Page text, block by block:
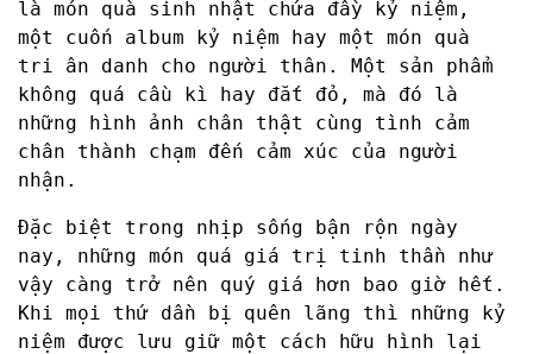
là món quà sinh nhật chứa đầy kỷ niệm,
một cuốn album kỷ niệm hay một món quà
tri ân danh cho người thân. Một sản phẩm
không quá cầu kì hay đắt đỏ, mà đó là
những hình ảnh chân thật cùng tình cảm
chân thành chạm đến cảm xúc của người
nhận.
Đặc biệt trong nhịp sống bận rộn ngày
nay, những món quá giá trị tinh thần như
vậy càng trở nên quý giá hơn bao giờ hết.
Khi mọi thứ dần bị quên lãng thì những kỷ
niệm được lưu giữ một cách hữu hình lại